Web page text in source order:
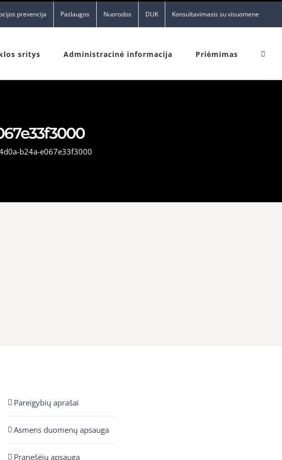
prevencija Paslaugos Nuorodos DUK Konsultavimasis su visuomene
sritys Administracinė informacija Priėmimas
b24a-e067e33f3000
Pareigybių aprašai
Asmens duomenų apsauga
Pranešėjų apsauga